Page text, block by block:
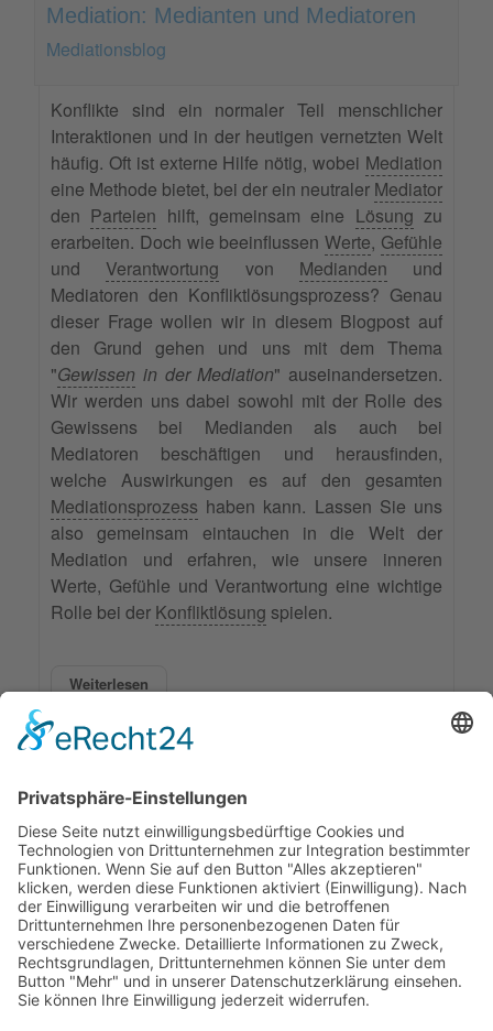
Mediation: Medianten und Mediatoren
Mediationsblog
Konflikte sind ein normaler Teil menschlicher
Interaktionen und in der heutigen vernetzten Welt
häufig. Oft ist externe Hilfe nötig, wobei Mediation
eine Methode bietet, bei der ein neutraler Mediator
den Parteien hilft, gemeinsam eine Lösung zu
erarbeiten. Doch wie beeinflussenWerte, Gefühle
und Verantwortung von Medianden und
Mediatoren den Konfliktlösungsprozess? Genau
dieser Frage wollen wir in diesem Blogpost auf
den Grund gehen und uns mit dem Thema
"Gewissen in der Mediation" auseinandersetzen.
Wir werden uns dabei sowohl mit der Rolle des
Gewissens bei Medianden als auch bei
Mediatoren beschäftigen und herausfinden,
welche Auswirkungen es auf den gesamten
Mediationsprozess haben kann. Lassen Sie uns
also gemeinsam eintauchen in die Welt der
Mediation und erfahren, wie unsere inneren
Werte, Gefühle und Verantwortung eine wichtige
Rolle bei der Konfliktlösung spielen.
Weiterlesen
Markiert in:
Mediation
Mediationsverfahren
2463 Aufrufe
First PagePrevious Page
1 2 3 Next Page
Last Page
© 2026 Frank Hartung Ihr Mediator bei Konflikten in Familie,